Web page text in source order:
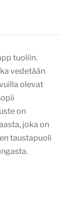
tuoliin.
vedetään
olevat
on
joka on
taustapuoli